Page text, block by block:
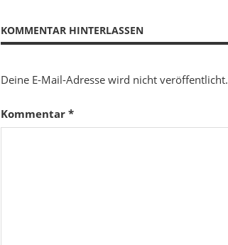
KOMMENTAR HINTERLASSEN
Deine E-Mail-Adresse wird nicht veröffentlicht.
Kommentar *